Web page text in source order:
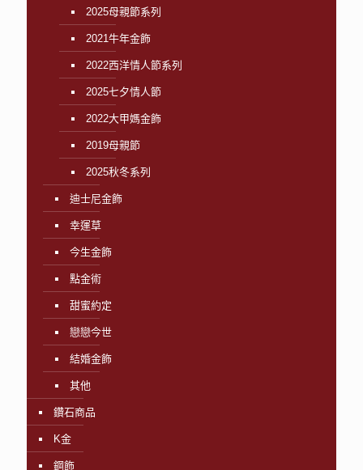
2025母親節系列
2021牛年金飾
2022西洋情人節系列
2025七夕情人節
2022大甲媽金飾
2019母親節
2025秋冬系列
迪士尼金飾
幸運草
今生金飾
點金術
甜蜜約定
戀戀今世
結婚金飾
其他
鑽石商品
K金
鋼飾